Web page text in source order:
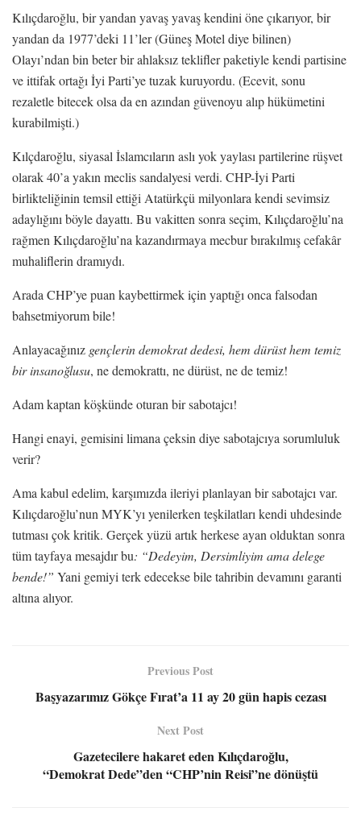
Kılıçdaroğlu, bir yandan yavaş yavaş kendini öne çıkarıyor, bir
yandan da 1977’deki 11’ler (Güneş Motel diye bilinen)
Olayı’ndan bin beter bir ahlaksız teklifler paketiyle kendi partisine
ve ittifak ortağı İyi Parti’ye tuzak kuruyordu. (Ecevit, sonu
rezaletle bitecek olsa da en azından güvenoyu alıp hükümetini
kurabilmişti.)
Kılçdaroğlu, siyasal İslamcıların aslı yok yaylası partilerine rüşvet
olarak 40’a yakın meclis sandalyesi verdi. CHP-İyi Parti
birlikteliğinin temsil ettiği Atatürkçü milyonlara kendi sevimsiz
adaylığını böyle dayattı. Bu vakitten sonra seçim, Kılıçdaroğlu’na
rağmen Kılıçdaroğlu’na kazandırmaya mecbur bırakılmış cefakâr
muhaliflerin dramıydı.
Arada CHP’ye puan kaybettirmek için yaptığı onca falsodan
bahsetmiyorum bile!
Anlayacağınız gençlerin demokrat dedesi, hem dürüst hem temiz
bir insanoğlusu, ne demokrattı, ne dürüst, ne de temiz!
Adam kaptan köşkünde oturan bir sabotajcı!
Hangi enayi, gemisini limana çeksin diye sabotajcıya sorumluluk
verir?
Ama kabul edelim, karşımızda ileriyi planlayan bir sabotajcı var.
Kılıçdaroğlu’nun MYK’yı yenilerken teşkilatları kendi uhdesinde
tutması çok kritik. Gerçek yüzü artık herkese ayan olduktan sonra
tüm tayfaya mesajdır bu: “Dedeyim, Dersimliyim ama delege
bende!” Yani gemiyi terk edecekse bile tahribin devamını garanti
altına alıyor.
Previous Post
Başyazarımız Gökçe Fırat’a 11 ay 20 gün hapis cezası
Next Post
Gazetecilere hakaret eden Kılıçdaroğlu,
“Demokrat Dede”den “CHP’nin Reisi”ne dönüştü